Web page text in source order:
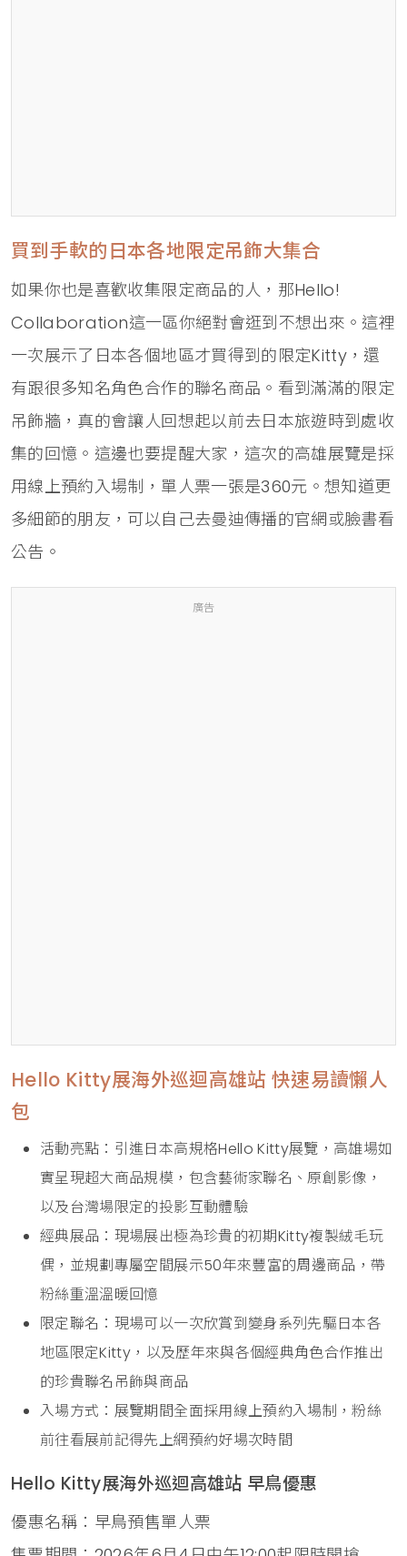
買到手軟的日本各地限定吊飾大集合
如果你也是喜歡收集限定商品的人，那Hello!
Collaboration這一區你絕對會逛到不想出來。這裡
一次展示了日本各個地區才買得到的限定Kitty，還
有跟很多知名角色合作的聯名商品。看到滿滿的限定
吊飾牆，真的會讓人回想起以前去日本旅遊時到處收
集的回憶。這邊也要提醒大家，這次的高雄展覽是採
用線上預約入場制，單人票一張是360元。想知道更
多細節的朋友，可以自己去曼迪傳播的官網或臉書看
公告。
廣告
Hello Kitty展海外巡迴高雄站 快速易讀懶人
包
活動亮點：引進日本高規格Hello Kitty展覽，高雄場如
實呈現超大商品規模，包含藝術家聯名、原創影像，
以及台灣場限定的投影互動體驗
經典展品：現場展出極為珍貴的初期Kitty複製絨毛玩
偶，並規劃專屬空間展示50年來豐富的周邊商品，帶
粉絲重溫溫暖回憶
限定聯名：現場可以一次欣賞到變身系列先驅日本各
地區限定Kitty，以及歷年來與各個經典角色合作推出
的珍貴聯名吊飾與商品
入場方式：展覽期間全面採用線上預約入場制，粉絲
前往看展前記得先上網預約好場次時間
Hello Kitty展海外巡迴高雄站 早鳥優惠
優惠名稱：早鳥預售單人票